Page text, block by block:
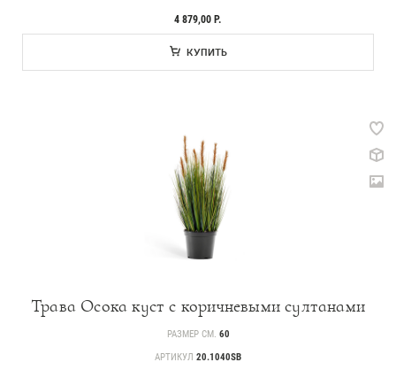
4 879,00 Р.
КУПИТЬ
Трава Осока куст с коричневыми султанами
РАЗМЕР СМ. 60
АРТИКУЛ 20.1040SB